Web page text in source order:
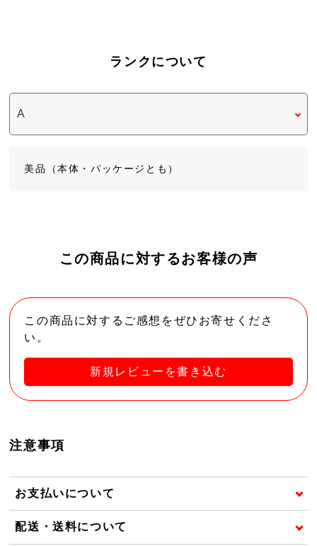
ランクについて
美品（本体・パッケージとも）
この商品に対するお客様の声
この商品に対するご感想をぜひお寄せくださ
い。
新規レビューを書き込む
注意事項
お支払いについて
配送・送料について